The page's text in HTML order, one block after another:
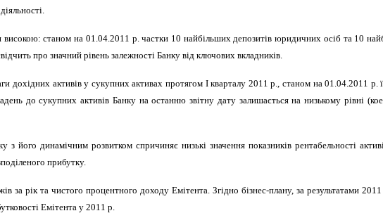
станом на 01.04.2011 р. частки 10 найбільших депозитів юридичних осіб та 10
про значний рівень залежності Банку від ключових вкладників.
дохідних активів у сукупних активах протягом І кварталу 2011 р., станом на 01.04.2011
до сукупних активів Банку на останню звітну дату залишається на низькому рівні (
з його динамічним розвитком спричиняє низькі значення показників рентабельності
прибутку.
за рік та чистого процентного доходу Емітента. Згідно бізнес-плану, за результатами
Емітента у 2011 р.